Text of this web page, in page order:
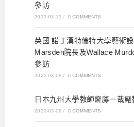
參訪
2023-03-13 / 0 COMMENTS
英國 諾丁漢特倫特大學藝術
Marsden院長及Wallace
參訪
2023-03-08 / 0 COMMENTS
日本九州大學教師齋藤一哉
2023-03-06 / 0 COMMENTS